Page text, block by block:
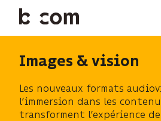
Aller
Images & vision
Les nouveaux formats
l’immersion dans les
transforment l’expérience